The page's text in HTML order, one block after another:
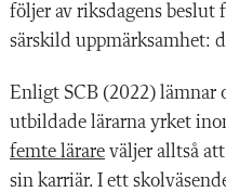
följer av riksdagens beslut
särskild uppmärksamhet:
Enligt SCB (2022) lämnar
utbildade lärarna yrket
femte lärare väljer alltså
sin karriär. I ett